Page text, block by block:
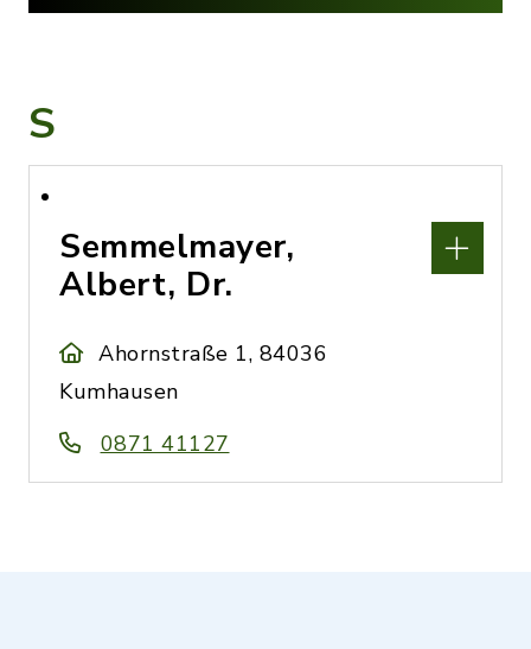
S
Semmelmayer,
Albert, Dr.
Ahornstraße 1, 84036
Kumhausen
0871 41127